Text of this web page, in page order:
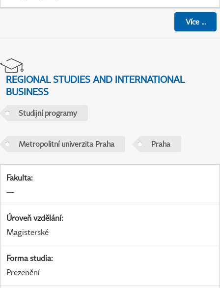
Více...
REGIONAL STUDIES AND INTERNATIONAL
BUSINESS
Studijní programy
Metropolitní univerzita Praha Praha
Fakulta:
—
Úroveň vzdělání:
Magisterské
Forma studia:
Prezenční